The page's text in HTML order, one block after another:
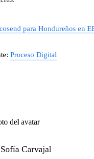
Proceso Digital
Carvajal